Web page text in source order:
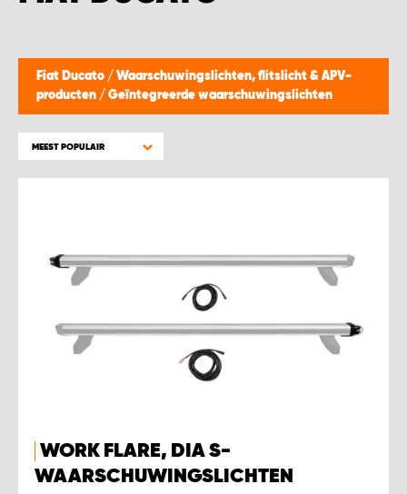
Fiat Ducato / Waarschuwingslichten, flitslicht & APV-
producten / Geïntegreerde waarschuwingslichten
MEEST POPULAIR
WORK FLARE, DIA S-
WAARSCHUWINGSLICHTEN
WORK SYSTEM ELST
WORK SYSTEM GORREDIJK
WORK SYSTEM HARDERWIJK
WORK SYSTEM HARTWERD
WORK SYSTEM KOOTWIJKERBROEK